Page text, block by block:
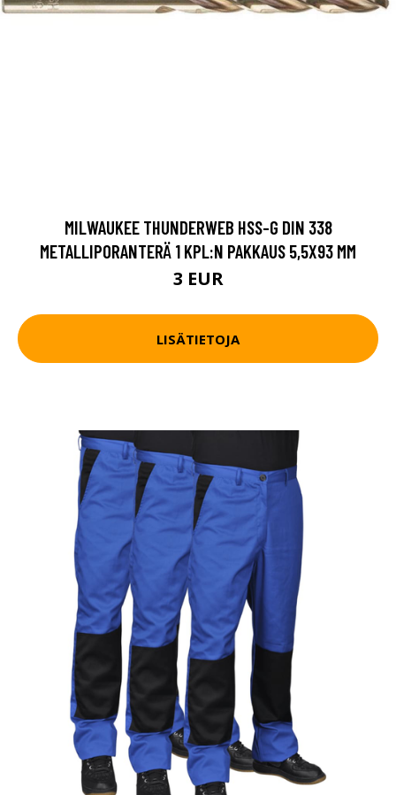
MILWAUKEE THUNDERWEB HSS-G DIN 338
METALLIPORANTERÄ 1 KPL:N PAKKAUS 5,5X93 MM
3 EUR
LISÄTIETOJA